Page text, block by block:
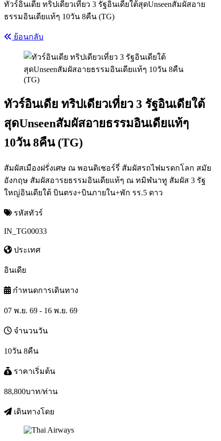
ทัวร์อินเดีย ทริปเดียวเที่ยว 3 รัฐอินเดียใต้สุดUnseenสัมผัสอาย
ธรรมอินเดียแท้ๆ 10วัน 8คืน (TG)
ย้อนกลับ
ทัวร์อินเดีย ทริปเดียวเที่ยว 3 รัฐอินเดียใต้
สุดUnseenสัมผัสอายธรรมอินเดียแท้ๆ
10วัน 8คืน (TG)
สัมผัสเมืองฝรั่งเศษ ณ พอนดิเชอร์รี่ สัมผัสรถไฟมรดกโลก สมัย
อังกฤษ สัมผัสอารยธรรมอินเดียแท้ๆ ณ ทมิฬนาทู สัมผัส 3 รัฐ
ใหญ่อินเดียใต้ บินตรง+บินภายใน+พัก รร.5 ดาว
รหัสทัวร์
IN_TG00033
ประเทศ
อินเดีย
กำหนดการเดินทาง
07 พ.ย. 69 - 16 พ.ย. 69
จำนวนวัน
10วัน 8คืน
ราคาเริ่มต้น
88,800บาท/ท่าน
เดินทางโดย